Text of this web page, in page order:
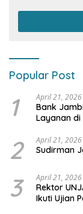
Popular Post
1 April 21, 2026
Bank
Layanan di
2 April 21, 2026
Sudirman
3 April 21, 2026
Rektor
Ikuti Ujian